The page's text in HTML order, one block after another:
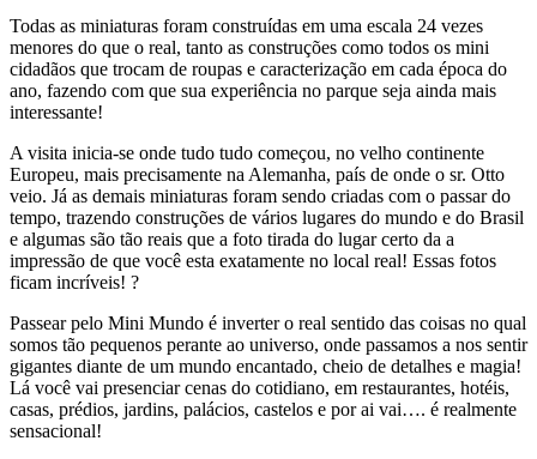
Todas as miniaturas foram construídas em uma escala 24 vezes
menores do que o real, tanto as construções como todos os mini
cidadãos que trocam de roupas e caracterização em cada época do
ano, fazendo com que sua experiência no parque seja ainda mais
interessante!
A visita inicia-se onde tudo tudo começou, no velho continente
Europeu, mais precisamente na Alemanha, país de onde o sr. Otto
veio. Já as demais miniaturas foram sendo criadas com o passar do
tempo, trazendo construções de vários lugares do mundo e do Brasil
e algumas são tão reais que a foto tirada do lugar certo da a
impressão de que você esta exatamente no local real! Essas fotos
ficam incríveis! ?
Passear pelo Mini Mundo é inverter o real sentido das coisas no qual
somos tão pequenos perante ao universo, onde passamos a nos sentir
gigantes diante de um mundo encantado, cheio de detalhes e magia!
Lá você vai presenciar cenas do cotidiano, em restaurantes, hotéis,
casas, prédios, jardins, palácios, castelos e por ai vai…. é realmente
sensacional!